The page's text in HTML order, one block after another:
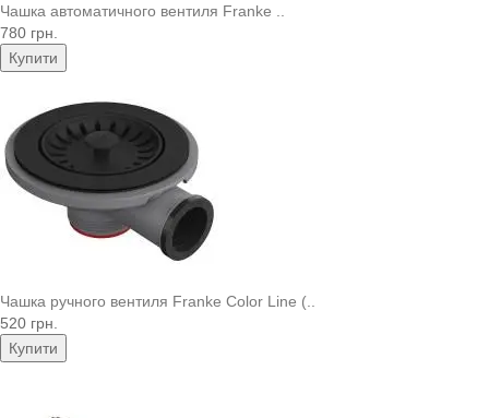
Чашка автоматичного вентиля Franke ..
780 грн.
Купити
Чашка ручного вентиля Franke Color Line (..
520 грн.
Купити